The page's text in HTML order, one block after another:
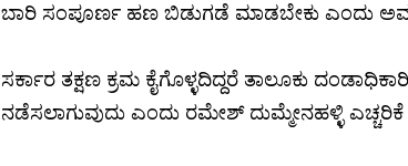
ಬಾರಿ ಸಂಪೂರ್ಣ ಹಣ ಬಿಡುಗಡೆ ಮಾಡಬೇಕು ಎಂದು
ಸರ್ಕಾರ ತಕ್ಷಣ ಕ್ರಮ ಕೈಗೊಳ್ಳದಿದ್ದರೆ ತಾಲೂಕು
ನಡೆಸಲಾಗುವುದು ಎಂದು ರಮೇಶ್ ದುಮ್ಮೇನಹಳ್ಳಿ